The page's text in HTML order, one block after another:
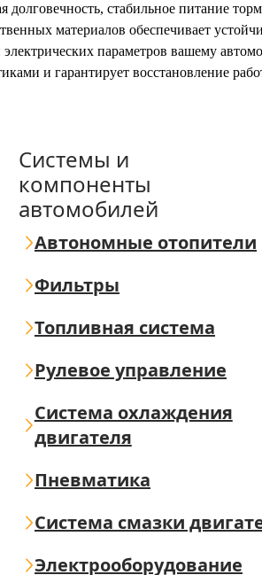
стабильное питание
материалов обеспечивает
электрических параметров вашему
и гарантирует восстановление
Системы и
компоненты
автомобилей
Автономные отопители
Фильтры
Топливная система
Рулевое управление
Система охлаждения
двигателя
Пневматика
Система смазки
Электрооборудование